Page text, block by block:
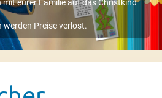
mit eurer Familie auf das Christkind
werden Preise verlost.